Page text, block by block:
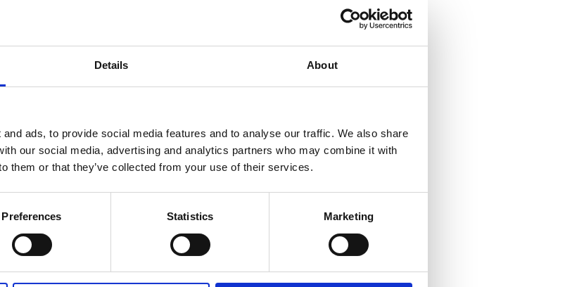
Details About
ads, to provide social media features and to analyse our traffic. We also share
our social media, advertising and analytics partners who may combine it with
them or that they’ve collected from your use of their services.
Preferences Statistics Marketing
Dit postnummer deles ikke med andre end din underviser.